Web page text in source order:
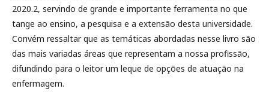
2020.2, servindo de grande e importante ferramenta no que
tange ao ensino, a pesquisa e a extensão desta universidade.
Convém ressaltar que as temáticas abordadas nesse livro são
das mais variadas áreas que representam a nossa profissão,
difundindo para o leitor um leque de opções de atuação na
enfermagem.